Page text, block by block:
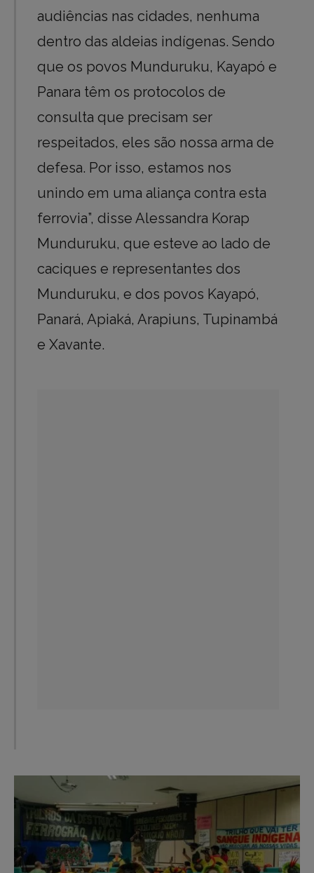
audiências nas cidades, nenhuma
dentro das aldeias indígenas. Sendo
que os povos Munduruku, Kayapó e
Panara têm os protocolos de
consulta que precisam ser
respeitados, eles são nossa arma de
defesa. Por isso, estamos nos
unindo em uma aliança contra esta
ferrovia”, disse Alessandra Korap
Munduruku, que esteve ao lado de
caciques e representantes dos
Munduruku, e dos povos Kayapó,
Panará, Apiaká, Arapiuns, Tupinambá
e Xavante.